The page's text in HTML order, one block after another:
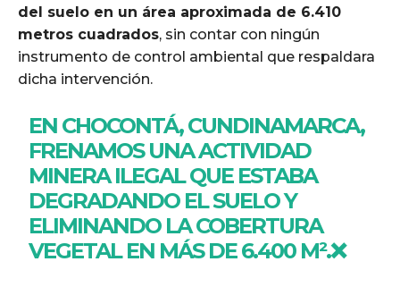
del suelo en un área aproximada de 6.410
metros cuadrados, sin contar con ningún
instrumento de control ambiental que respaldara
dicha intervención.
EN CHOCONTÁ, CUNDINAMARCA,
FRENAMOS UNA ACTIVIDAD
MINERA ILEGAL QUE ESTABA
DEGRADANDO EL SUELO Y
ELIMINANDO LA COBERTURA
VEGETAL EN MÁS DE 6.400 M².❌